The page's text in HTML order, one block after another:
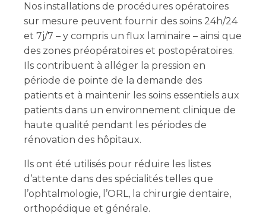
Nos installations de procédures opératoires
sur mesure peuvent fournir des soins 24h/24
et 7j/7 – y compris un flux laminaire – ainsi que
des zones préopératoires et postopératoires.
Ils contribuent à alléger la pression en
période de pointe de la demande des
patients et à maintenir les soins essentiels aux
patients dans un environnement clinique de
haute qualité pendant les périodes de
rénovation des hôpitaux.
Ils ont été utilisés pour réduire les listes
d’attente dans des spécialités telles que
l’ophtalmologie, l’ORL, la chirurgie dentaire,
orthopédique et générale.